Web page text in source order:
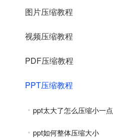
图片压缩教程
视频压缩教程
PDF压缩教程
PPT压缩教程
ppt太大了怎么压缩小一点
ppt如何整体压缩大小